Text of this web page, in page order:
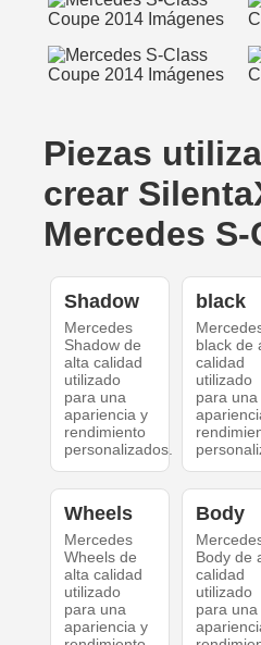
Piezas
crear
Mercedes S-
Shadow
Mercedes
Shadow de
alta calidad
utilizado
para una
apariencia y
rendimiento
personalizados.
black
black de
calidad
utilizado
para una
Wheels
Mercedes
Wheels de
alta calidad
utilizado
para una
apariencia y
Body
Body de
calidad
utilizado
para una